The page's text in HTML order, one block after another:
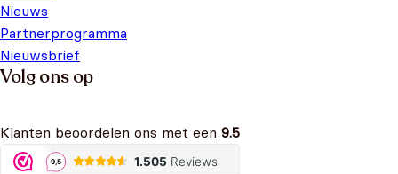
Nieuws
Partnerprogramma
Nieuwsbrief
Volg ons op
Klanten beoordelen ons met een 9.5